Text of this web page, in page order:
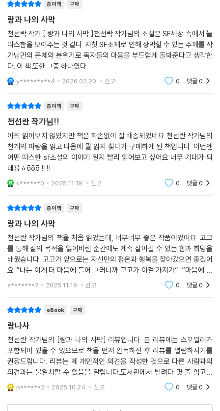
종이책 구매
랑과 나의 사막
천선락 작가 [ 랑과 나의 사막 ]천선락 작가님의 소설은 SF세상 속에서 늘
따스함을 보여주는 것 같다. 자칫 SF소재로 인해 상막할 수 있는 주제를 작
가님만의 문체와 분위기로 독자들의 마음을 부드럽게 돌봐준다고 생각한
다. 이 책 또한 그중 하나였다.
y*********4 2026.02.20. 신고 0 댓글0
종이책 구매
천선란 작가님!!
아직 읽어보지 않았지만 책은 파손없이 잘 배송되었네요 천선란 작가님의
천개의 파랑을 읽고 다음에 뭘 읽지 찾다가 구매하게 된 책입니다. 이번엔
어떤 따스한 sf소설의 이야기 일지 빨리 읽어보고 싶어요 너무 기대가 되
네용ㅎṑṑṑ !!!!
k******0 2025.11.19. 신고 0 댓글0
종이책 구매
랑과 나의 사막
천선란 작가님의 책을 처음 읽었는데, 너무너무 좋은 작품이었어요. 고고
를 통해 삶의 목적을 잃어버린 순간에도 계속 살아갈 수 있는 힘과 희망을
배웠습니다. 고고가 앞으로는 자신만의 평온과 행복을 찾아갔으면 좋겠어
요 ”나는 이게 더 마음에 들어 그러니까 고고가 이걸 가져가“. ”마음에 드
는 걸 가져야 하는거 아닌 가? “아니, 마음에 드는 걸 선물해야 해. 그래야
a*******7 2025.11.19. 신고 0 댓글0
eBook 구매
랑나사
천선란 작가님의 [랑과 나의 사막] 리뷰입니다. 본 리뷰에는 스포일러가
포함되어 있을 수 있으므로 책을 먼저 완독하신 후 리뷰를 열람하시기를
권장드립니다. 리뷰는 제 개인적인 의견을 작성한 것으로 다른 사람과의
의견과는 불일치할 수 있음을 알립니다.도서관에서 빌려다 몇 줄 읽고는
후다닥 반납했습니다. 사서 읽으려고... 너무 아름다운 이야기예요 ㅎㅎ 정
말 제 취향이라서
p******2 2025.10.24. 신고 0 댓글0